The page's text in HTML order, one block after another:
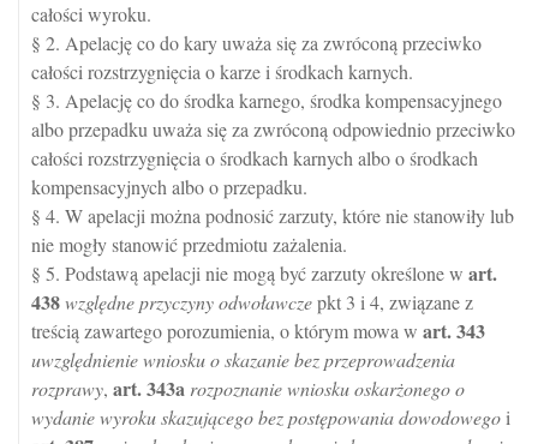
całości wyroku.
§ 2. Apelację co do kary uważa się za zwróconą przeciwko
całości rozstrzygnięcia o karze i środkach karnych.
§ 3. Apelację co do środka karnego, środka kompensacyjnego
albo przepadku uważa się za zwróconą odpowiednio przeciwko
całości rozstrzygnięcia o środkach karnych albo o środkach
kompensacyjnych albo o przepadku.
§ 4. W apelacji można podnosić zarzuty, które nie stanowiły lub
nie mogły stanowić przedmiotu zażalenia.
§ 5. Podstawą apelacji nie mogą być zarzuty określone w art.
438względne przyczyny odwoławczepkt 3 i 4, związane z
treścią zawartego porozumienia, o którym mowa w art.343
uwzględnienie wniosku o skazanie bez przeprowadzenia
rozprawy, art.343a rozpoznanie wniosku oskarżonego o
wydanie wyroku skazującego bez postępowania dowodowego i